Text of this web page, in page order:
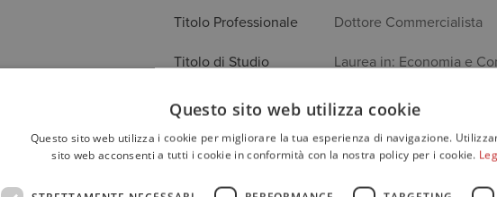
Titolo Professionale Dottore Commercialista
Titolo di Studio Laurea in: Economia e
NOTE
Questo sito web utilizza cookie
Questo sito web utilizza i cookie per migliorare la tua esperienza di navigazione.
sito web acconsenti a tutti i cookie in conformità con la nostra policy per i cookie.